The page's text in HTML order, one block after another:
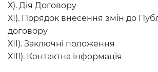
Х). Дія Договору
ХІ). Порядок внесення змін до
договору
ХІІ). Заключні положення
ХІІІ). Контактна інформація